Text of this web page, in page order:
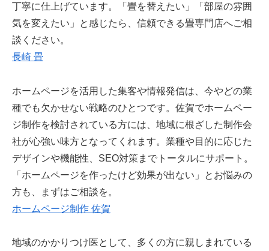
丁寧に仕上げています。「畳を替えたい」「部屋の雰囲
気を変えたい」と感じたら、信頼できる畳専門店へご相
談ください。
長崎 畳
ホームページを活用した集客や情報発信は、今やどの業
種でも欠かせない戦略のひとつです。佐賀でホームペー
ジ制作を検討されている方には、地域に根ざした制作会
社が心強い味方となってくれます。業種や目的に応じた
デザインや機能性、SEO対策までトータルにサポート。
「ホームページを作ったけど効果が出ない」とお悩みの
方も、まずはご相談を。
ホームページ制作 佐賀
地域のかかりつけ医として、多くの方に親しまれている